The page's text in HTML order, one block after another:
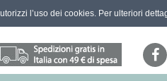
l’uso dei cookies. Per ulteriori